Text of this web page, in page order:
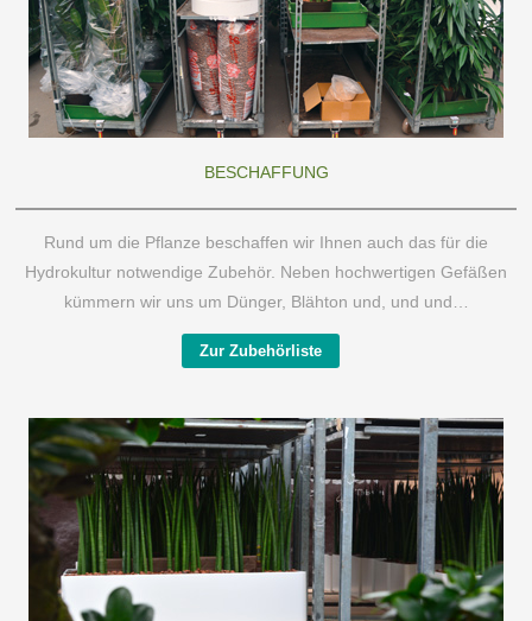
BESCHAFFUNG
Rund um die Pflanze beschaffen wir Ihnen auch das für die
Hydrokultur notwendige Zubehör. Neben hochwertigen Gefäßen
kümmern wir uns um Dünger, Blähton und, und und…
Zur Zubehörliste